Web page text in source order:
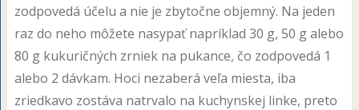
zodpovedá účelu a nie je zbytočne objemný. Na jeden
raz do neho môžete nasypať napríklad 30 g, 50 g alebo
80 g kukuričných zrniek na pukance, čo zodpovedá 1
alebo 2 dávkam. Hoci nezaberá veľa miesta, iba
zriedkavo zostáva natrvalo na kuchynskej linke, preto